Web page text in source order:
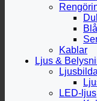
Kablar
Ljus &
LED-ljus